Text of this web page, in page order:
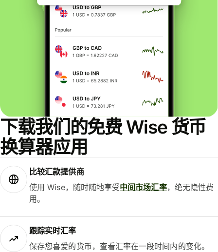
下载我们的免费 Wise 货币
换算器应用
比较汇款提供商
使用 Wise，随时随地享受中间市场汇率，绝无隐性费
用。
跟踪实时汇率
保存您喜爱的货币，查看汇率在一段时间内的变化。